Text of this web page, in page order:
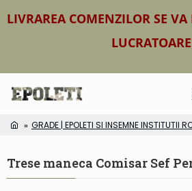
LIVRAREA COMENZILOR SE
GRADE | EPOLETI SI INSEMNE INSTITUTII
Trese maneca Comisar Sef